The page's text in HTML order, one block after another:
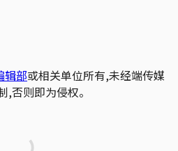
辑部或相关单位所有,未经端传媒
否则即为侵权。